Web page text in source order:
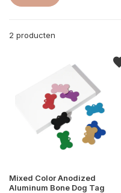
2 producten
Mixed Color Anodized
Aluminum Bone Dog Tag